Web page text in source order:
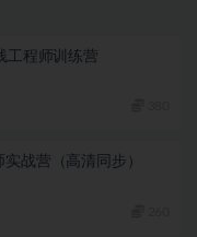
工程师训练营
战营（高清同步）